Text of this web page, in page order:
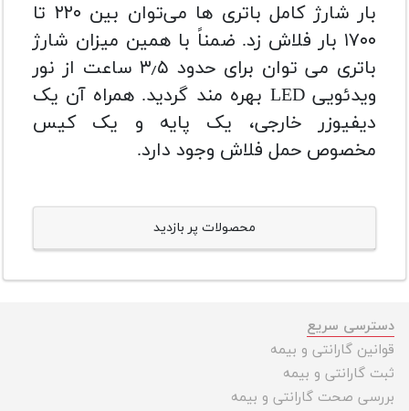
بار شارژ کامل باتری‌ ها می‌توان بین ۲۲۰ تا
۱۷۰۰ بار فلاش زد. ضمناً با همین میزان شارژ
باتری می ‌توان برای حدود ۳٫۵ ساعت از نور
ویدئویی LED‌ بهره‌ مند گردید. همراه آن یک
دیفیوزر خارجی، یک پایه و یک کیس
مخصوص حمل فلاش وجود دارد.
محصولات پر بازدید
دسترسی سریع
قوانین گارانتی و بیمه
ثبت گارانتی و بیمه
بررسی صحت گارانتی و بیمه